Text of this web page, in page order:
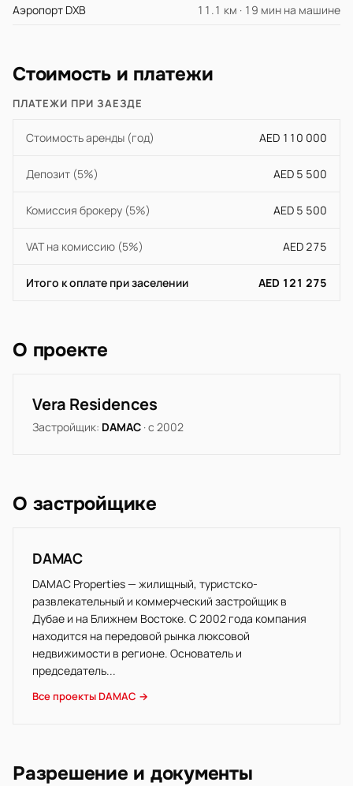
Аэропорт DXB 11.1 км · 19 мин на машине
Стоимость и платежи
ПЛАТЕЖИ ПРИ ЗАЕЗДЕ
Стоимость аренды (год) AED 110 000
Депозит (5%) AED 5 500
Комиссия брокеру (5%) AED 5 500
VAT на комиссию (5%) AED 275
Итого к оплате при заселении AED 121 275
О проекте
Vera Residences
Застройщик: DAMAC · с 2002
О застройщике
DAMAC
DAMAC Properties — жилищный, туристско-
развлекательный и коммерческий застройщик в
Дубае и на Ближнем Востоке. С 2002 года компания
находится на передовой рынка люксовой
недвижимости в регионе. Основатель и
председатель...
Все проекты DAMAC →
Разрешение и документы